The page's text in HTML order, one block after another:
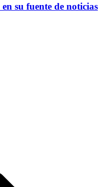
en su fuente de noticias